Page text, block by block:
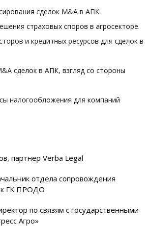
сделок M&A в АПК.
страховых споров в агросекторе.
и кредитных ресурсов для сделок в
сделок в АПК, взгляд со стороны
налогообложения для компаний
партнер Verba Legal
отдела сопровождения
ГК ПРОДО
по связям с государственными
Агро»